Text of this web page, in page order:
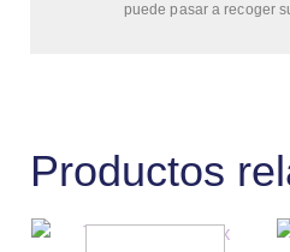
puede pasar a recoger
Productos